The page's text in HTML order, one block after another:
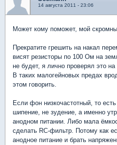
14 августа 2011 - 23:06
Может кому поможет, мой
Прекратите грешить на накал
висят резисторы по 100 Ом на
не будет, я лично проверял это
В таких малогейновых предах
этом говорить.
Если фон низкочастотный, то
шипение, не зудение, а именно
анодном питании. Либо мала
сделать RC-фильтр. Потому как
анодное питание и брать